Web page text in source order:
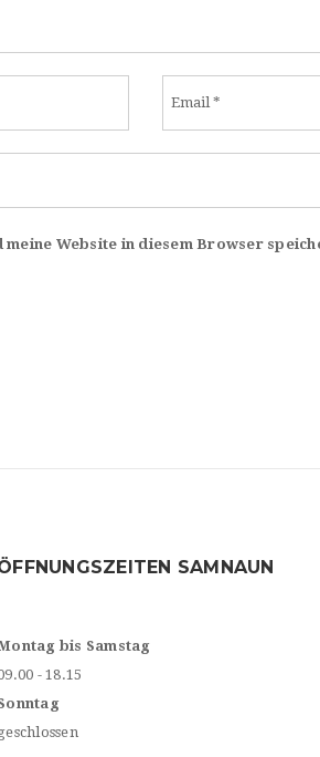
meine Website in diesem Browser
SAMNAUN
bis Samstag
- 18.15